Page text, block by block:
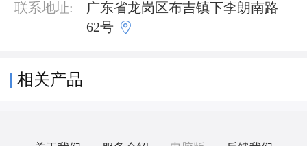
联系地址:
广东省龙岗区布吉镇下李朗南路
62号 
相关产品